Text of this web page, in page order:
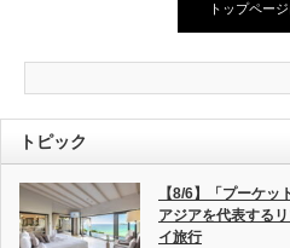
トップペー
トピック
【8/6】「プーケッ
アジアを代表する
イ旅行